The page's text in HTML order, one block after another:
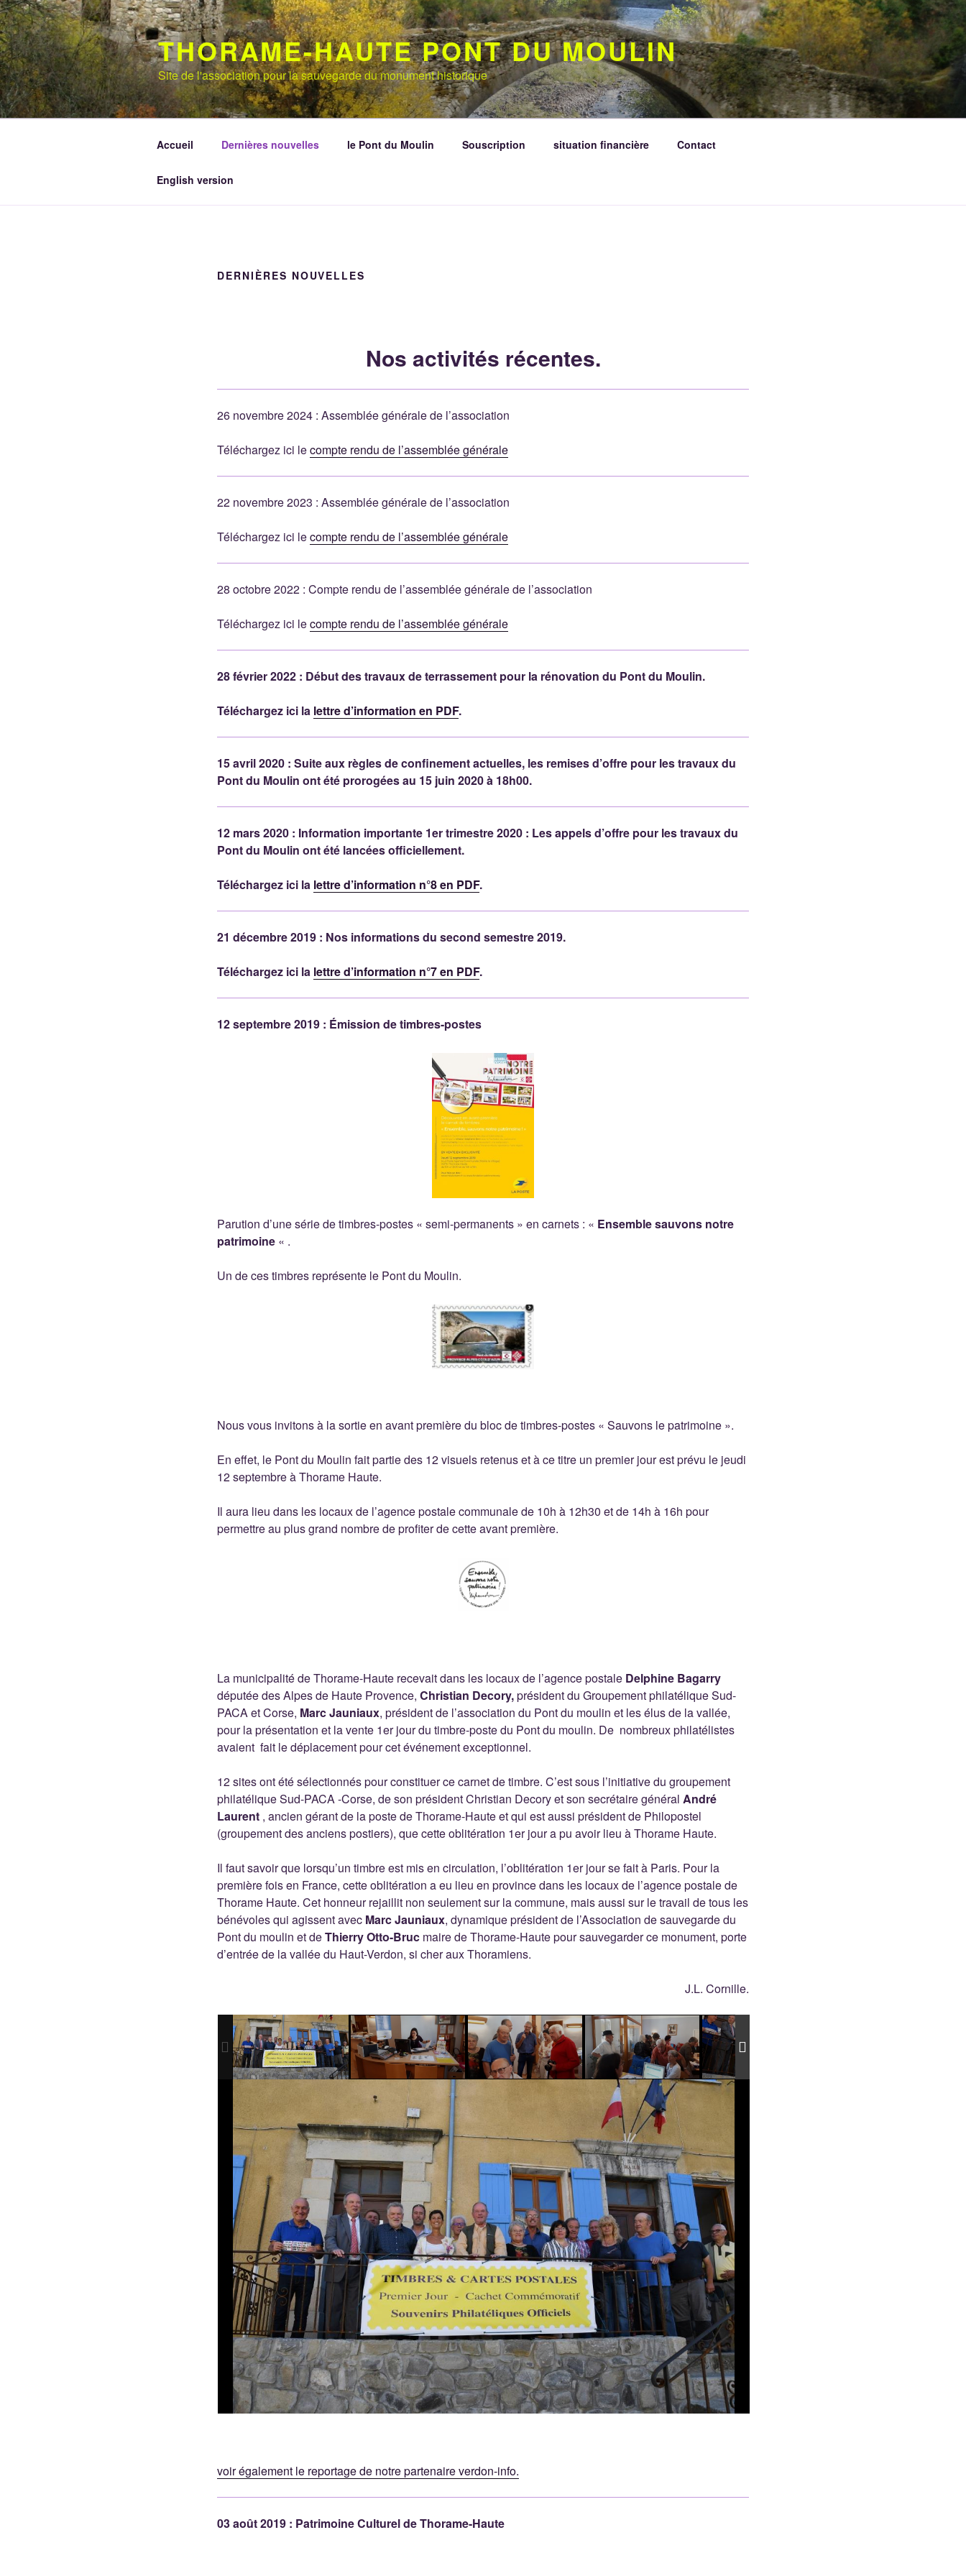
Aller
au
contenu
principal
THORAME-HAUTE PONT DU MOULIN
Site de l'association pour la sauvegarde du monument historique
Accueil Dernières nouvelles le Pont du Moulin Souscription situation financière Contact
English version
DERNIÈRES NOUVELLES
Nos activités récentes.
26 novembre 2024 : Assemblée générale de l’association
Téléchargez ici lecompte rendu de l’assemblée générale
22 novembre 2023 : Assemblée générale de l’association
Téléchargez ici lecompte rendu de l’assemblée générale
28 octobre 2022 : Compte rendu de l’assemblée générale de l’association
Téléchargez ici lecompte rendu de l’assemblée générale
28 février 2022 : Début des travaux de terrassement pour la rénovation du Pont du Moulin.
Téléchargez ici la lettre d’information en PDF.
15 avril 2020 : Suite aux règles de confinement actuelles, les remises d’offre pour les travaux du
Pont du Moulin ont été prorogées au 15 juin 2020 à 18h00.
12 mars 2020 : Information importante 1er trimestre 2020 : Les appels d’offre pour les travaux du
Pont du Moulin ont été lancées officiellement.
Téléchargez ici la lettre d’information n°8 en PDF.
21 décembre 2019 : Nos informations du second semestre 2019.
Téléchargez ici la lettre d’information n°7 en PDF.
12 septembre 2019 : Émission de timbres-postes
Parution d’une série de timbres-postes « semi-permanents » en carnets : « Ensemble sauvons notre
patrimoine « .
Un de ces timbres représente le Pont du Moulin.
Nous vous invitons à la sortie en avant première du bloc de timbres-postes « Sauvons le patrimoine ».
En effet, le Pont du Moulin fait partie des 12 visuels retenus et à ce titre un premier jour est prévu le jeudi
12 septembre à Thorame Haute.
Il aura lieu dans les locaux de l’agence postale communale de 10h à 12h30 et de 14h à 16h pour
permettre au plus grand nombre de profiter de cette avant première.
La municipalité de Thorame-Haute recevait dans les locaux de l’agence postale Delphine Bagarry
députée des Alpes de Haute Provence, Christian Decory,président du Groupement philatélique Sud-
PACA et Corse, Marc Jauniaux, président de l’association du Pont du moulin et les élus de la vallée,
pour la présentation et la vente 1er jour du timbre-poste du Pont du moulin. De nombreux philatélistes
avaient fait le déplacement pour cet événement exceptionnel.
12 sites ont été sélectionnés pour constituer ce carnet de timbre. C’est sous l’initiative du groupement
philatélique Sud-PACA -Corse, de son président Christian Decory et son secrétaire général André
Laurent , ancien gérant de la poste de Thorame-Haute et qui est aussi président de Philopostel
(groupement des anciens postiers), que cette oblitération 1er jour a pu avoir lieu à Thorame Haute.
Il faut savoir que lorsqu’un timbre est mis en circulation, l’oblitération 1er jour se fait à Paris. Pour la
première fois en France, cette oblitération a eu lieu en province dans les locaux de l’agence postale de
Thorame Haute. Cet honneur rejaillit non seulement sur la commune, mais aussi sur le travail de tous les
bénévoles qui agissent avec Marc Jauniaux, dynamique président de l’Association de sauvegarde du
Pont du moulin et deThierry Otto-Bruc maire de Thorame-Haute pour sauvegarder ce monument, porte
d’entrée de la vallée du Haut-Verdon, si cher aux Thoramiens.
J.L. Cornille.
voir également le reportage de notre partenaire verdon-info.
03 août 2019 : Patrimoine Culturel de Thorame-Haute